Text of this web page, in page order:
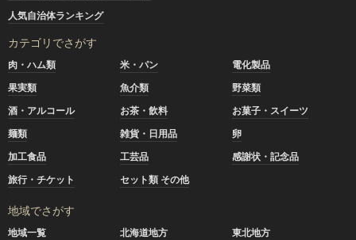
人気自治体ランキング
カテゴリでさがす
肉・ハム類 米・パン
電化製品
果実類
魚介類
野菜類
酒・アルコール
お茶・飲料
お菓子・スイーツ
麺類
雑貨・日用品
卵
加工食品
工芸品
感謝状・記念品
旅行・チケット
セット類 その他
地域でさがす
地域一覧 北海道地方
東北地方